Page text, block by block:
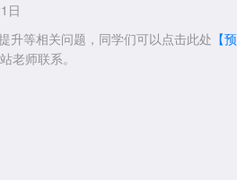
日
等相关问题，同学们可以点击此处 【预
老师联系。